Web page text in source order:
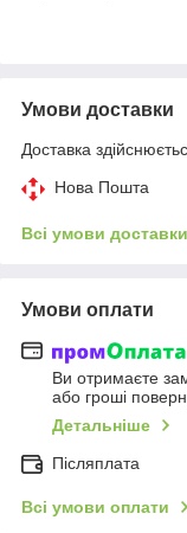
Умови доставки
Доставка
Нова Пошта
Всі умови доставки
Умови оплати
Ви отримаєте
або гроші
Детальніше
Післяплата
Всі умови оплати